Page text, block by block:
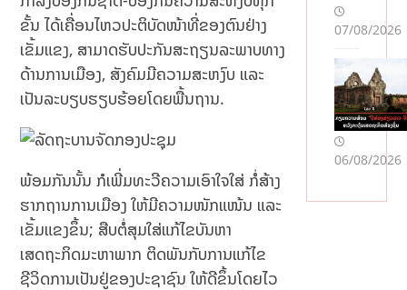
ຂັ້ນ ໄດ້ເຄື່ອນໄຫວປະຕິບັດໜ້າທີ່ຂອງຕົນຢ່າງ
ເຂັ້ມແຂງ, ສາມາດຮັບປະກັນສະຖຽນລະພາບທາງ
ດ້ານການເມືອງ, ສັງຄົມມີຄວາມສະຫງົບ ແລະ
ເປັນລະບຽບຮຽບຮ້ອຍໂດຍພື້ນຖານ.
ພ້ອມກັນນັ້ນ ກໍເພີ່ມທະວີຄວາມເອົາໃຈໃສ່ ກໍ່ສ້າງ
ຮາກຖານການເມືອງ ໃຫ້ມີຄວາມໜັກແໜ້ນ ແລະ
ເຂັ້ມແຂງຂຶ້ນ; ສືບຕໍ່ສຸມໃສ່ແກ້ໄຂບັນຫາ
ເສດຖະກິດມະຫາພາກ ຕິດພັນກັບການແກ້ໄຂ
ຊີວິດການເປັນຢູ່ຂອງປະຊາຊົນ ໃຫ້ດີຂຶ້ນໂດຍໄວ
ns
k
en
s
so
m
acc
ept
r
Ca
sin
Oy
unl
arı:
Mo
stb
et
ilə
07/08/2026
06/08/2026